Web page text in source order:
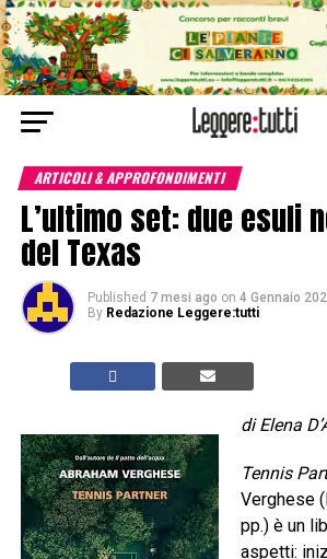
ARTICOLI & APPROFONDIMENTI
L’ultimo set: due esuli
del Texas
Published 7 mesi ago on 4 Gennaio
By Redazione Leggere:tutti
di Elena
Tennis
Verghese
pp.) è un
aspetti: